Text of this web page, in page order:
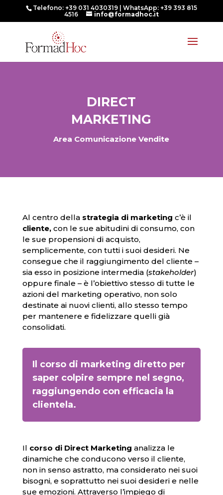
Telefono: +39 031 4030319 | WhatsApp: +39 393 815
4516
info@formadhoc.it
DIRECT
MARKETING
Area Comunicazione Vendite
Al centro della strategia di marketing c’è il
cliente,con le sue abitudini di consumo, con
le sue propensioni di acquisto,
semplicemente, con tutti i suoi desideri. Ne
consegue che il raggiungimento del cliente –
sia esso in posizione intermedia (stakeholder)
oppure finale – è l’obiettivo stesso di tutte le
azioni del marketing operativo, non solo
destinate ai nuovi clienti, allo stesso tempo
per mantenere e fidelizzare quelli già
consolidati.
Il corso di marketing diretto per
saper colpire sempre nel segno,
raggiungendo con efficacia la
clientela.
Il corso di Direct Marketing analizza le
dinamiche che conducono verso il cliente,
non in senso astratto, ma considerato nei suoi
bisogni, e soprattutto nei suoi desideri e nelle
sue emozioni. Attraverso l’impiego di